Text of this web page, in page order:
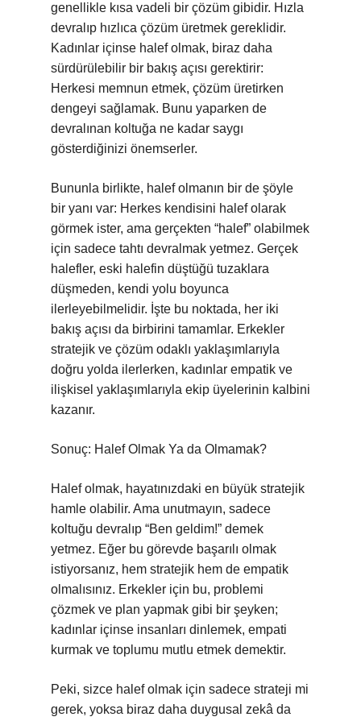
genellikle kısa vadeli bir çözüm gibidir. Hızla
devralıp hızlıca çözüm üretmek gereklidir.
Kadınlar içinse halef olmak, biraz daha
sürdürülebilir bir bakış açısı gerektirir:
Herkesi memnun etmek, çözüm üretirken
dengeyi sağlamak. Bunu yaparken de
devralınan koltuğa ne kadar saygı
gösterdiğinizi önemserler.
Bununla birlikte, halef olmanın bir de şöyle
bir yanı var: Herkes kendisini halef olarak
görmek ister, ama gerçekten “halef” olabilmek
için sadece tahtı devralmak yetmez. Gerçek
halefler, eski halefin düştüğü tuzaklara
düşmeden, kendi yolu boyunca
ilerleyebilmelidir. İşte bu noktada, her iki
bakış açısı da birbirini tamamlar. Erkekler
stratejik ve çözüm odaklı yaklaşımlarıyla
doğru yolda ilerlerken, kadınlar empatik ve
ilişkisel yaklaşımlarıyla ekip üyelerinin kalbini
kazanır.
Sonuç: Halef Olmak Ya da Olmamak?
Halef olmak, hayatınızdaki en büyük stratejik
hamle olabilir. Ama unutmayın, sadece
koltuğu devralıp “Ben geldim!” demek
yetmez. Eğer bu görevde başarılı olmak
istiyorsanız, hem stratejik hem de empatik
olmalısınız. Erkekler için bu, problemi
çözmek ve plan yapmak gibi bir şeyken;
kadınlar içinse insanları dinlemek, empati
kurmak ve toplumu mutlu etmek demektir.
Peki, sizce halef olmak için sadece strateji mi
gerek, yoksa biraz daha duygusal zekâ da